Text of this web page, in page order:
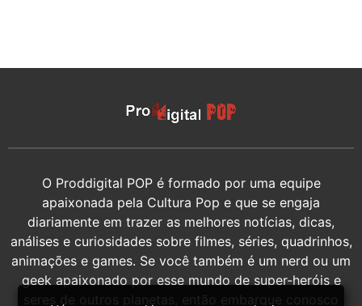
O Proddigital POP é formado por uma equipe
apaixonada pela Cultura Pop e que se engaja
diariamente em trazer as melhores notícias, dicas,
análises e curiosidades sobre filmes, séries, quadrinhos,
animações e games. Se você também é um nerd ou um
geek apaixonado por esse mundo de super-heróis e
seres de outros planetas, então embarque conosco